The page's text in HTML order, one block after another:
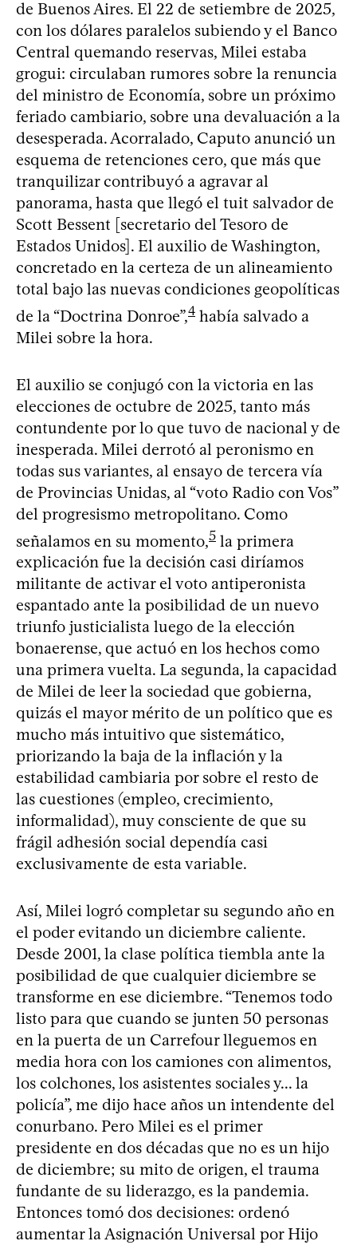
de Buenos Aires. El 22 de setiembre de 2025,
con los dólares paralelos subiendo y el Banco
Central quemando reservas, Milei estaba
grogui: circulaban rumores sobre la renuncia
del ministro de Economía, sobre un próximo
feriado cambiario, sobre una devaluación a la
desesperada. Acorralado, Caputo anunció un
esquema de retenciones cero, que más que
tranquilizar contribuyó a agravar al
panorama, hasta que llegó el tuit salvador de
Scott Bessent [secretario del Tesoro de
Estados Unidos]. El auxilio de Washington,
concretado en la certeza de un alineamiento
total bajo las nuevas condiciones geopolíticas
de la “Doctrina Donroe”,4 había salvado a
Milei sobre la hora.
El auxilio se conjugó con la victoria en las
elecciones de octubre de 2025, tanto más
contundente por lo que tuvo de nacional y de
inesperada. Milei derrotó al peronismo en
todas sus variantes, al ensayo de tercera vía
de Provincias Unidas, al “voto Radio con Vos”
del progresismo metropolitano. Como
señalamos en su momento,5 la primera
explicación fue la decisión casi diríamos
militante de activar el voto antiperonista
espantado ante la posibilidad de un nuevo
triunfo justicialista luego de la elección
bonaerense, que actuó en los hechos como
una primera vuelta. La segunda, la capacidad
de Milei de leer la sociedad que gobierna,
quizás el mayor mérito de un político que es
mucho más intuitivo que sistemático,
priorizando la baja de la inflación y la
estabilidad cambiaria por sobre el resto de
las cuestiones (empleo, crecimiento,
informalidad), muy consciente de que su
frágil adhesión social dependía casi
exclusivamente de esta variable.
Así, Milei logró completar su segundo año en
el poder evitando un diciembre caliente.
Desde 2001, la clase política tiembla ante la
posibilidad de que cualquier diciembre se
transforme en ese diciembre. “Tenemos todo
listo para que cuando se junten 50 personas
en la puerta de un Carrefour lleguemos en
media hora con los camiones con alimentos,
los colchones, los asistentes sociales y... la
policía”, me dijo hace años un intendente del
conurbano. Pero Milei es el primer
presidente en dos décadas que no es un hijo
de diciembre; su mito de origen, el trauma
fundante de su liderazgo, es la pandemia.
Entonces tomó dos decisiones: ordenó
aumentar la Asignación Universal por Hijo